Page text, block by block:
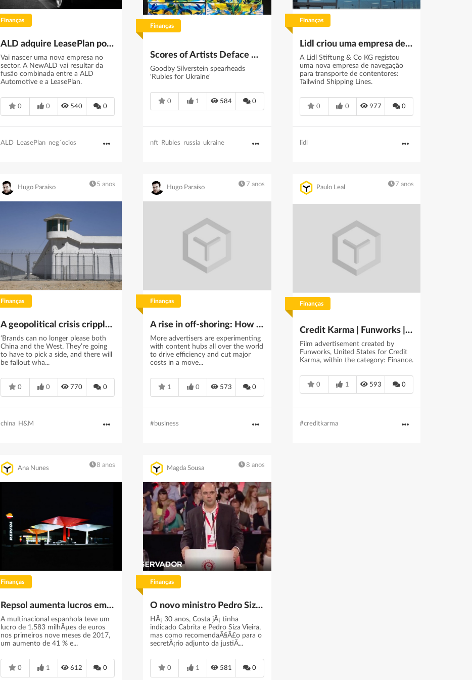
Finanças
ALD adquire LeasePlan por 4,9 mil milhões. Vai nascer um novo gigante mundial de mobilidade - Fleet Magazine
Vai nascer uma nova empresa no
sector. A NewALD vai resultar da
fusão combinada entre a ALD
Automotive e a LeasePlan.
0 0 540 0
ALD LeasePlan neg´ocios
Finanças
Scores of Artists Deface Russian Rubles in NFT Project for Ukraine
Goodby Silverstein spearheads
'Rubles for Ukraine'
0 1 584 0
nft Rubles russia ukraine
Finanças
Lidl criou uma empresa de transportes para contornar a crise de contentores
A Lidl Stiftung & Co KG registou
uma nova empresa de navegação
para transporte de contentores:
Tailwind Shipping Lines.
0 0 977 0
lidl
Hugo Paraíso 5 anos
Finanças
A geopolitical crisis cripples H&M. Nike, Adidas, and Visa could be next
‘Brands can no longer please both
China and the West. They’re going
to have to pick a side, and there will
be fallout wha...
0 0 770 0
china H&M
Hugo Paraíso 7 anos
Finanças
A rise in off-shoring: How Nestlé slashed production costs by as much as 80%
More advertisers are experimenting
with content hubs all over the world
to drive efficiency and cut major
costs in a move...
1 0 573 0
#business
Paulo Leal 7 anos
Finanças
Credit Karma | Funworks | 09/2018
Film advertisement created by
Funworks, United States for Credit
Karma, within the category: Finance.
0 1 593 0
#creditkarma
Ana Nunes 8 anos
Finanças
Repsol aumenta lucros em 41 % para 1,6 milhÃµes de euros
A multinacional espanhola teve um
lucro de 1.583 milhÃµes de euros
nos primeiros nove meses de 2017,
um aumento de 41 % e...
0 1 612 0
Magda Sousa 8 anos
Finanças
O novo ministro Pedro Siza Vieira. Costa trouxe outro amigo tambÃ©m
HÃ¡ 30 anos, Costa jÃ¡ tinha
indicado Cabrita e Pedro Siza Vieira,
mas como recomendaÃ§Ã£o para o
secretÃ¡rio adjunto da justiÃ...
0 1 581 0